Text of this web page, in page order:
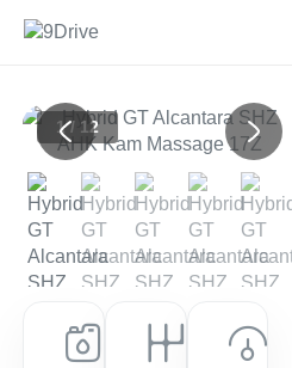
Previous Next
1 / 12
Kraftstoff
Hybrid Automatik
Leistung
136 PS